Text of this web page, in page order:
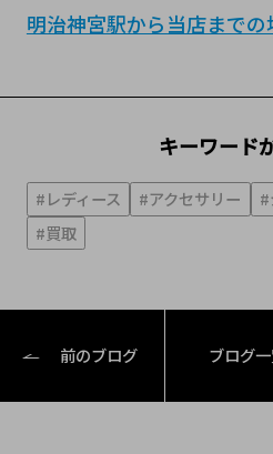
明治神宮駅から当店までの
キーワード
#レディース #アクセサリー #
#買取
前のブログ ブログ